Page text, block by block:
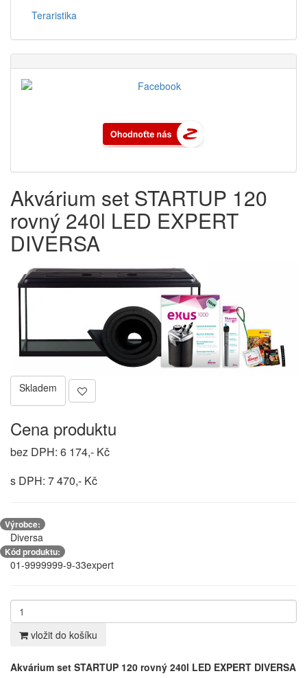
Teraristika
Akvárium set STARTUP 120
rovný 240l LED EXPERT
DIVERSA
Skladem
Cena produktu
bez DPH: 6 174,- Kč
s DPH: 7 470,- Kč
Výrobce:
Diversa
Kód produktu:
01-9999999-9-33expert
vložit do košíku
Akvárium set STARTUP 120 rovný 240l LED EXPERT DIVERSA